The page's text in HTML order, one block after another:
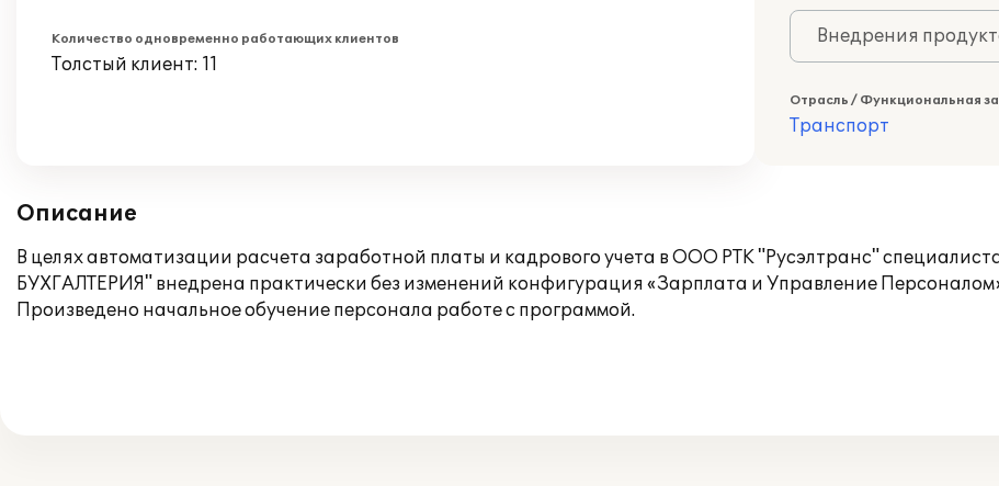
Количество одновременно работающих клиентов
Толстый клиент: 11
Внедрения
Отрасль / Функциональная
Транспорт
Описание
В целях автоматизации расчета заработной платы и кадрового учета в ООО РТК "Русэлтранс"
БУХГАЛТЕРИЯ" внедрена практически без изменений конфигурация «Зарплата и Управление
Произведено начальное обучение персонала работе с программой.